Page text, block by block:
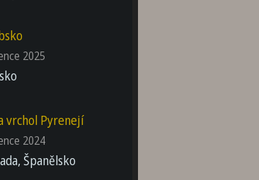
2025
vrchol Pyrenejí
2024
Španělsko